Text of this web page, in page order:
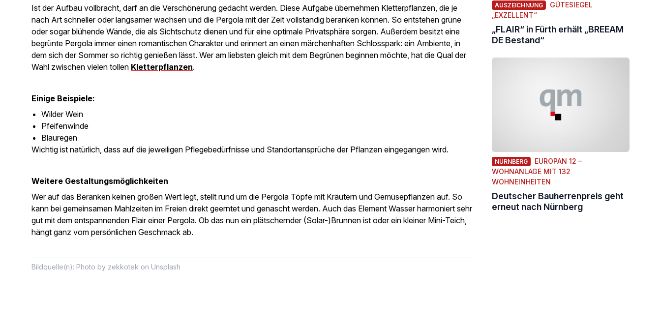
Ist der Aufbau vollbracht, darf an die Verschönerung gedacht werden. Diese Aufgabe übernehmen Kletterpflanzen, die je
nach Art schneller oder langsamer wachsen und die Pergola mit der Zeit vollständig beranken können. So entstehen grüne
oder sogar blühende Wände, die als Sichtschutz dienen und für eine optimale Privatsphäre sorgen. Außerdem besitzt eine
begrünte Pergola immer einen romantischen Charakter und erinnert an einen märchenhaften Schlosspark: ein Ambiente, in
dem sich der Sommer so richtig genießen lässt. Wer am liebsten gleich mit dem Begrünen beginnen möchte, hat die Qual der
Wahl zwischen vielen tollen Kletterpflanzen.
Einige Beispiele:
Wilder Wein
Pfeifenwinde
Blauregen
Wichtig ist natürlich, dass auf die jeweiligen Pflegebedürfnisse und Standortansprüche der Pflanzen eingegangen wird.
Weitere Gestaltungsmöglichkeiten
Wer auf das Beranken keinen großen Wert legt, stellt rund um die Pergola Töpfe mit Kräutern und Gemüsepflanzen auf. So
kann bei gemeinsamen Mahlzeiten im Freien direkt geerntet und genascht werden. Auch das Element Wasser harmoniert sehr
gut mit dem entspannenden Flair einer Pergola. Ob das nun ein plätschernder (Solar-)Brunnen ist oder ein kleiner Mini-Teich,
hängt ganz vom persönlichen Geschmack ab.
Bildquelle(n): Photo by zekkotek on Unsplash
AUSZEICHNUNG
GÜTESIEGEL
„EXZELLENT“
„FLAIR“ in Fürth erhält „BREEAM
DE Bestand“
NÜRNBERG
EUROPAN 12 –
WOHNANLAGE MIT 132
WOHNEINHEITEN
Deutscher Bauherrenpreis geht
erneut nach Nürnberg